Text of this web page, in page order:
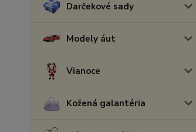
Darčekové sady
Modely áut
Vianoce
Kožená galantéria